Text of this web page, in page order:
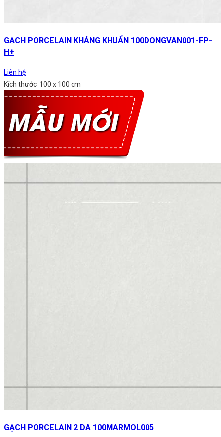
GẠCH PORCELAIN KHÁNG KHUẨN 100DONGVAN001-FP-
H+
Liên hệ
Kích thước: 100 x 100 cm
GẠCH PORCELAIN 2 DA 100MARMOL005